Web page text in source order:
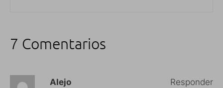
7 Comentarios
Alejo Responder